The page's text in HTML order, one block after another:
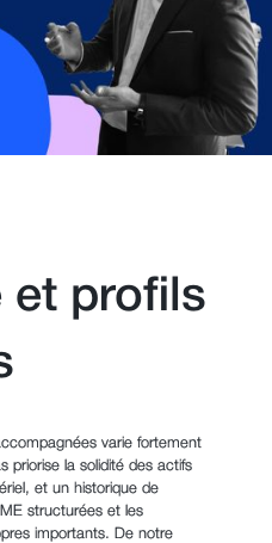
et profils
varie fortement
priorise la solidité des actifs
et un historique de
structurées et les
importants. De notre